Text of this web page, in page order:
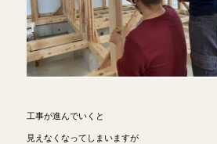
工事が進んでいくと
見えなくなってしまいますが